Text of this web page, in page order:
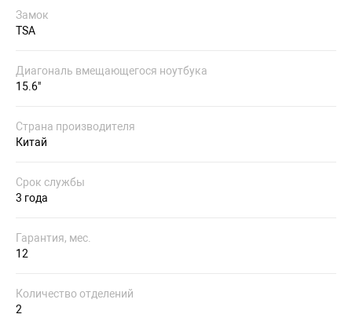
Замок
TSA
Диагональ вмещающегося ноутбука
15.6"
Страна производителя
Китай
Срок службы
3 года
Гарантия, мес.
12
Количество отделений
2